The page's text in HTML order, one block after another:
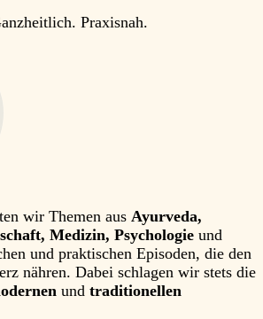
Praxisnah.
wir Themen aus Ayurveda,
Medizin, Psychologie und
und praktischen Episoden, die den
nähren. Dabei schlagen wir stets die
und traditionellen